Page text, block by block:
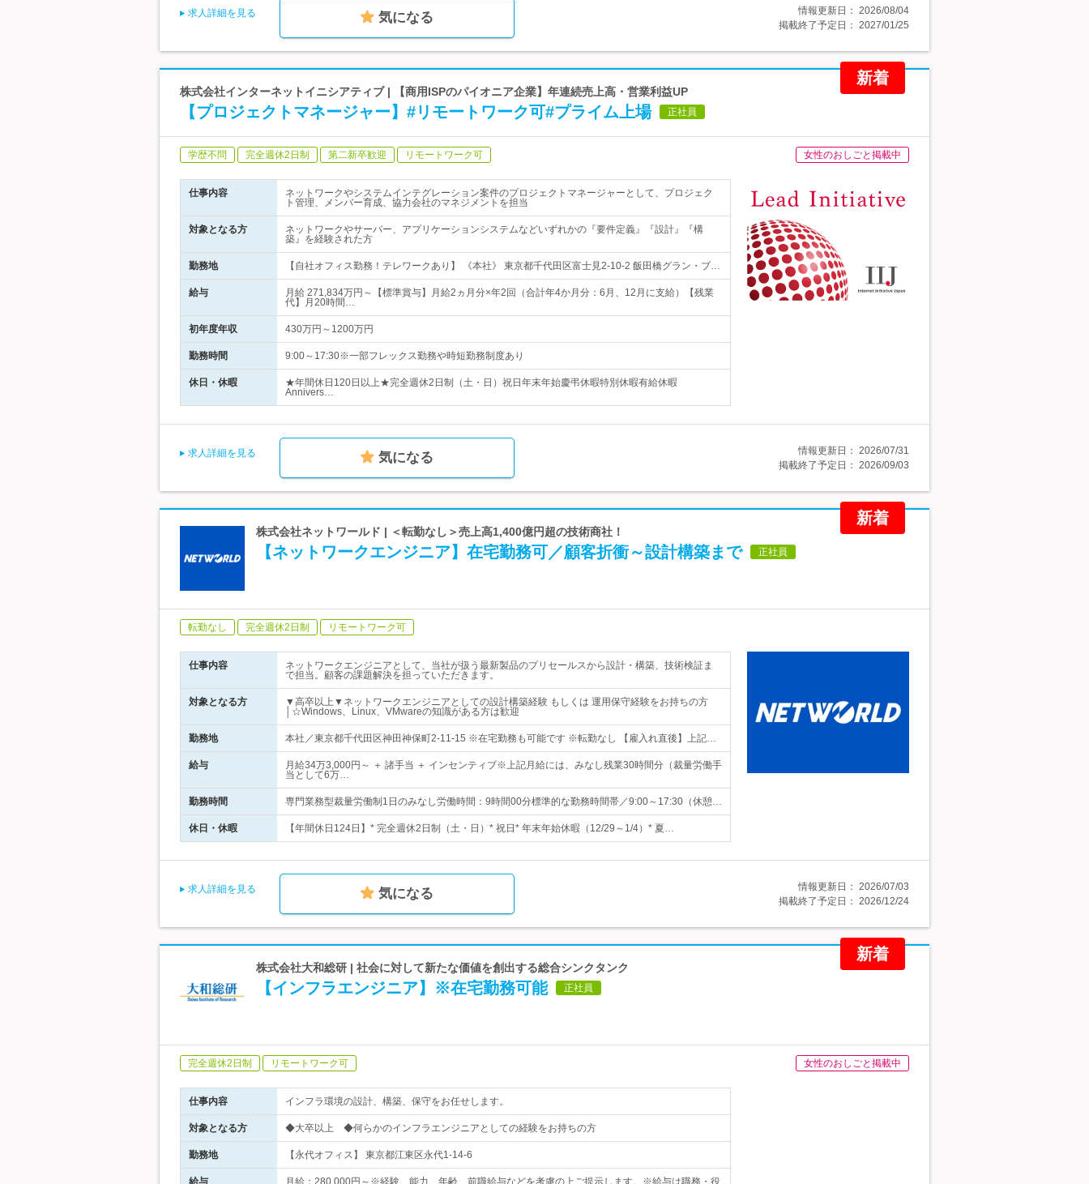
求人詳細を見る 気になる 情報更新日： 2026/08/04
掲載終了予定日： 2027/01/25
新着
株式会社インターネットイニシアティブ | 【商用ISPのパイオニア企業】年連続売上高・営業利益UP
【プロジェクトマネージャー】#リモートワーク可#プライム上場 正社員
学歴不問 完全週休2日制 第二新卒歓迎 リモートワーク可 女性のおしごと掲載中
仕事内容
ネットワークやシステムインテグレーション案件のプロジェクトマネージャーとして、プロジェク
ト管理、メンバー育成、協力会社のマネジメントを担当
対象となる方
ネットワークやサーバー、アプリケーションシステムなどいずれかの『要件定義』『設計』『構
築』を経験された方
勤務地 【自社オフィス勤務！テレワークあり】 《本社》 東京都千代田区富士見2-10-2 飯田橋グラン・ブ…
給与
月給 271,834万円～【標準賞与】月給2ヵ月分×年2回（合計年4か月分：6月、12月に支給）【残業
代】月20時間…
初年度年収 430万円～1200万円
勤務時間 9:00～17:30※一部フレックス勤務や時短勤務制度あり
休日・休暇
★年間休日120日以上★完全週休2日制（土・日）祝日年末年始慶弔休暇特別休暇有給休暇
Annivers…
求人詳細を見る 気になる 情報更新日： 2026/07/31
掲載終了予定日： 2026/09/03
新着
株式会社ネットワールド | ＜転勤なし＞売上高1,400億円超の技術商社！
【ネットワークエンジニア】在宅勤務可／顧客折衝～設計構築まで 正社員
転勤なし 完全週休2日制 リモートワーク可
仕事内容
ネットワークエンジニアとして、当社が扱う最新製品のプリセールスから設計・構築、技術検証ま
で担当。顧客の課題解決を担っていただきます。
対象となる方
▼高卒以上▼ネットワークエンジニアとしての設計構築経験 もしくは 運用保守経験をお持ちの方
│☆Windows、Linux、VMwareの知識がある方は歓迎
勤務地 本社／東京都千代田区神田神保町2-11-15 ※在宅勤務も可能です ※転勤なし 【雇入れ直後】上記…
給与
月給34万3,000円～ ＋ 諸手当 ＋ インセンティブ※上記月給には、みなし残業30時間分（裁量労働手
当として6万…
勤務時間 専門業務型裁量労働制1日のみなし労働時間：9時間00分標準的な勤務時間帯／9:00～17:30（休憩…
休日・休暇 【年間休日124日】* 完全週休2日制（土・日）* 祝日* 年末年始休暇（12/29～1/4）* 夏…
求人詳細を見る 気になる 情報更新日： 2026/07/03
掲載終了予定日： 2026/12/24
新着
株式会社大和総研 | 社会に対して新たな価値を創出する総合シンクタンク
【インフラエンジニア】※在宅勤務可能 正社員
完全週休2日制 リモートワーク可 女性のおしごと掲載中
仕事内容 インフラ環境の設計、構築、保守をお任せします。
対象となる方 ◆大卒以上 ◆何らかのインフラエンジニアとしての経験をお持ちの方
勤務地 【永代オフィス】 東京都江東区永代1-14-6
給与 月給：280,000円～※経験、能力、年齢、前職給与などを考慮の上ご提示します。※給与は職務・役